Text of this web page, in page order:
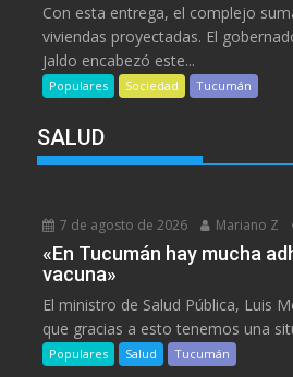
Con esta entrega, el complejo
viviendas proyectadas. El
Jaldo encabezó este...
Populares Sociedad Tucumán
SALUD
7 de agosto de 2026 Mariano Z
«En Tucumán hay mucha
vacuna»
El ministro de Salud Pública, Luis
que gracias a esto tenemos una
Populares Salud Tucumán